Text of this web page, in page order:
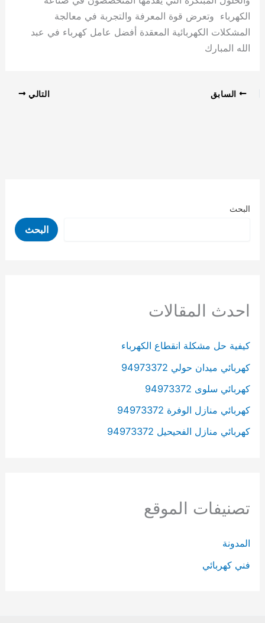
الكهرباء وتعرض قوة المعرفة والتجربة في معالجة
المشكلات الكهربائية المعقدة أفضل عامل كهرباء في عبد
الله المبارك
السابق التالي
البحث
البحث
احدث المقالات
كيفية حل مشكلة انقطاع الكهرباء
كهربائي ميدان حولي 94973372
كهربائي سلوى 94973372
كهربائي منازل الوفرة 94973372
كهربائي منازل الفحيحيل 94973372
تصنيفات الموقع
المدونة
فني كهربائي